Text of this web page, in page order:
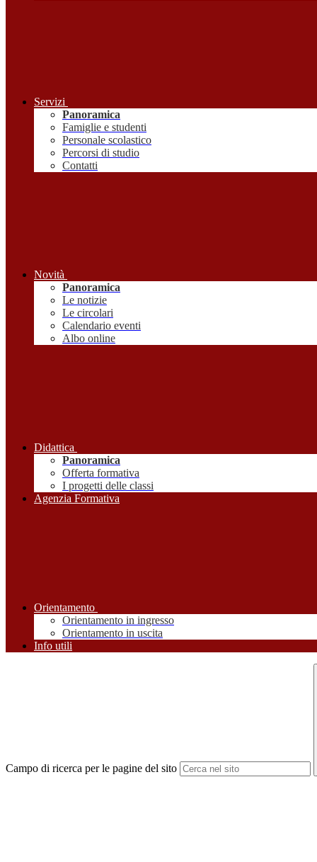
Servizi
Panoramica
Famiglie e studenti
Personale scolastico
Percorsi di studio
Contatti
Novità
Panoramica
Le notizie
Le circolari
Calendario eventi
Albo online
Didattica
Panoramica
Offerta formativa
I progetti delle classi
Agenzia Formativa
Orientamento
Orientamento in ingresso
Orientamento in uscita
Info utili
Campo di ricerca per le pagine del sito